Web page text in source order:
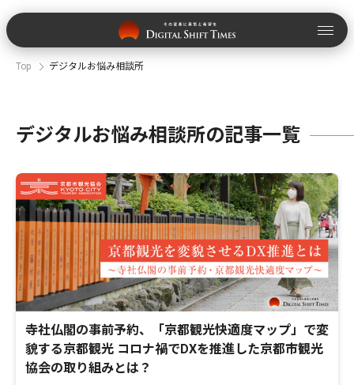
Top デジタルお悩み相談所
デジタルお悩み相談所の記事一覧
寺社仏閣の事前予約、「京都観光快適度マップ」で変
貌する京都観光 コロナ禍でDXを推進した京都市観光
協会の取り組みとは？